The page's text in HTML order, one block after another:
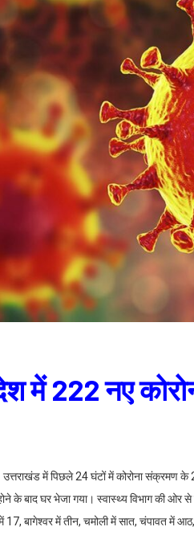
में 222 नए
उत्तराखंड में पिछले 24 घंटों में कोरोना संक्रमण
के बाद घर भेजा गया। स्वास्थ्य विभाग की ओर
17, बागेश्वर में तीन, चमोली में सात, चंपावत में